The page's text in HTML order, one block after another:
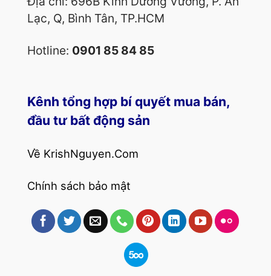
Lạc, Q, Bình Tân, TP.HCM
Hotline: 0901 85 84 85
Kênh tổng hợp bí quyết mua bán,
đầu tư bất động sản
Về KrishNguyen.Com
Chính sách bảo mật